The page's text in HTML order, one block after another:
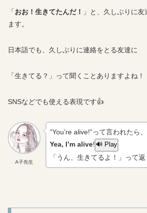
「おお！生きてたんだ！
」と、久しぶりに
ます。
日本語でも、久しぶりに連絡をとる友達に
「生きてる？」って聞くことありますよね！
SNSなどでも使える表現です👍
A子先生
”You’re alive!”って言われたら、
Yea, I’m alive! 🔊 Play
「うん、生きてるよ！」って